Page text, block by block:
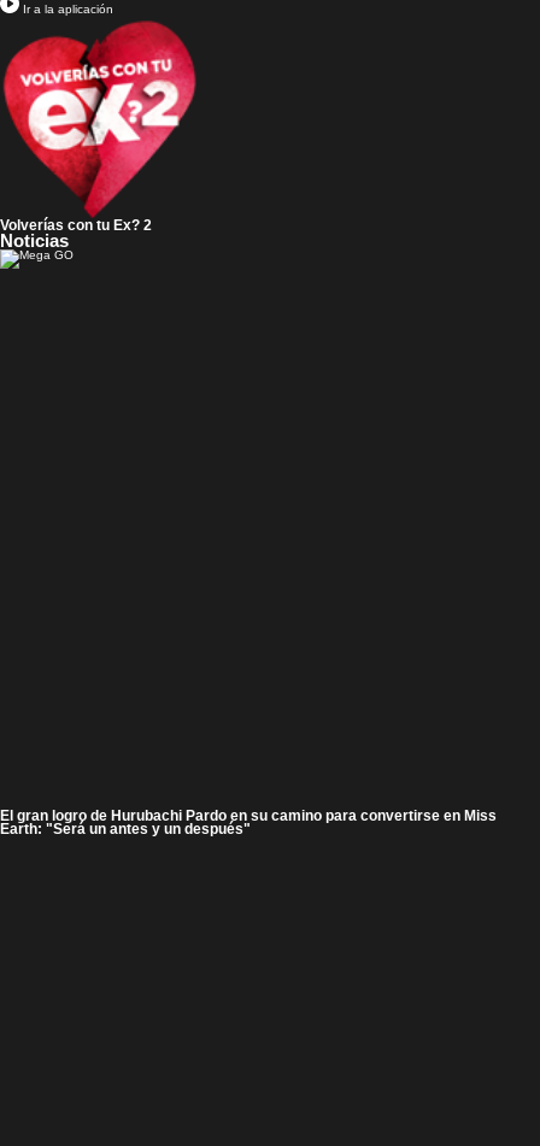
Ir a la aplicación
Volverías con tu Ex? 2
Noticias
El gran logro de Hurubachi Pardo en su camino para convertirse en Miss
Earth: "Será un antes y un después"